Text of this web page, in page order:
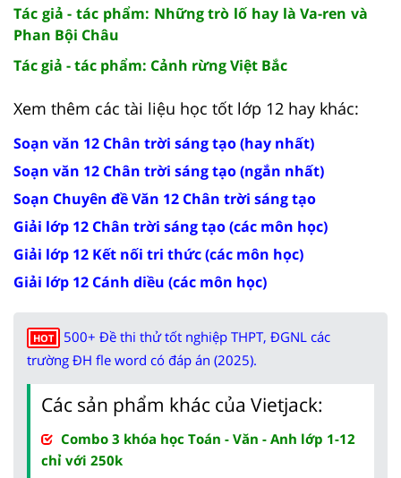
Tác giả - tác phẩm: Những trò lố hay là Va-ren và
Phan Bội Châu
Tác giả - tác phẩm: Cảnh rừng Việt Bắc
Xem thêm các tài liệu học tốt lớp 12 hay khác:
Soạn văn 12 Chân trời sáng tạo (hay nhất)
Soạn văn 12 Chân trời sáng tạo (ngắn nhất)
Soạn Chuyên đề Văn 12 Chân trời sáng tạo
Giải lớp 12 Chân trời sáng tạo (các môn học)
Giải lớp 12 Kết nối tri thức (các môn học)
Giải lớp 12 Cánh diều (các môn học)
HOT
500+ Đề thi thử tốt nghiệp THPT, ĐGNL các
trường ĐH fle word có đáp án (2025).
Các sản phẩm khác của Vietjack:
Combo 3 khóa học Toán - Văn - Anh lớp 1-12
chỉ với 250k